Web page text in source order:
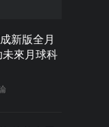
新版全月
未來月球科